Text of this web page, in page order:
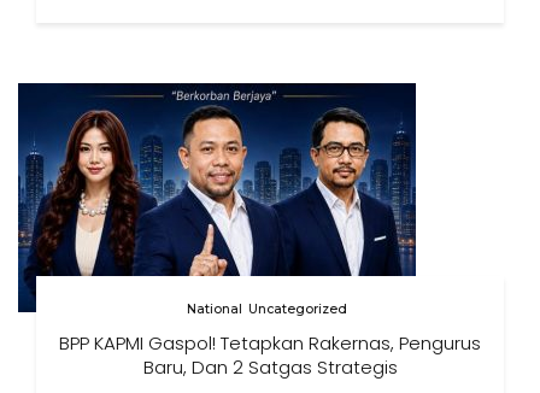
National Uncategorized
BPP KAPMI Gaspol! Tetapkan Rakernas, Pengurus
Baru, Dan 2 Satgas Strategis